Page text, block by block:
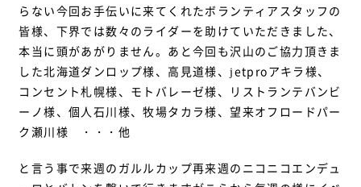
らない今回お手伝いに来てくれたボランティアスタッフの
皆様、下界では数々のライダーを助けていただきました、
本当に頭があがりません。あと今回も沢山のご協力頂きま
した北海道ダンロップ様、高見道様、jetproアキラ様、
コンセント札幌様、モトバレーゼ様、リストランテバンビ
ーノ様、個人石川様、牧場タカラ様、望来オフロードパー
ク瀬川様 ・・・他
と言う事で来週のガルルカップ再来週のニコニコエンデュ